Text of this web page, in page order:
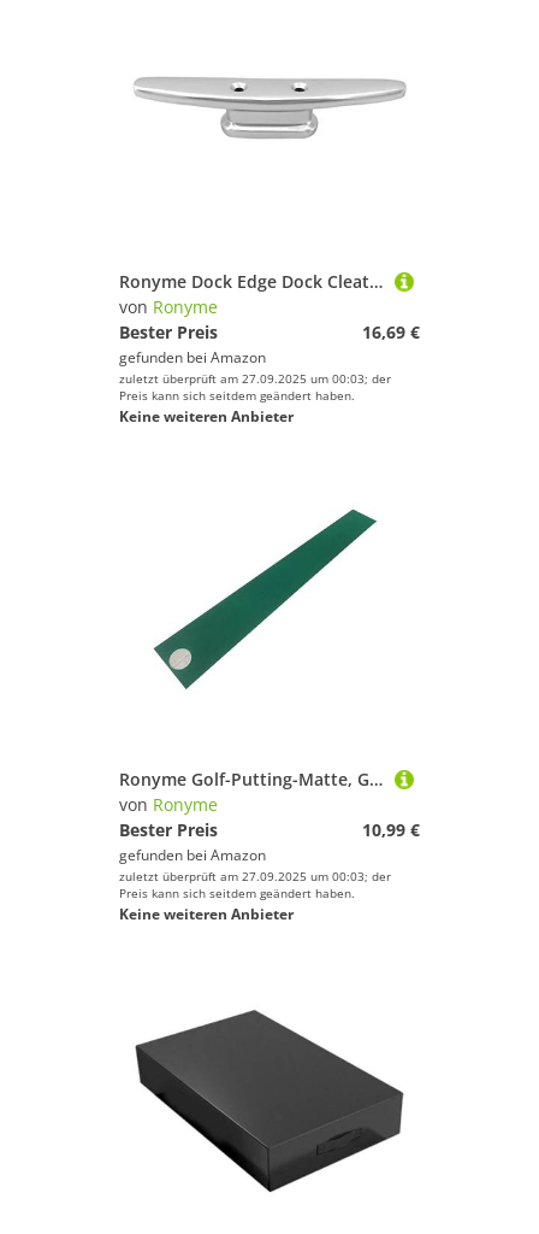
Ronyme Dock Edge Dock Cleat Langlebig für Marine Boat Deck Rope Tie Yacht Zubehör Dock Cleat, Argent
von Ronyme
Bester Preis
16,69 €
gefunden bei Amazon
zuletzt überprüft am 27.09.2025 um 00:03; der
Preis kann sich seitdem geändert haben.
Keine weiteren Anbieter
Ronyme Golf-Putting-Matte, Golf-Schlagmatte, Golf-Trainingsausrüstung, Golf-Übungsmatte, Golf-Putting-Trainer für drinnen und draußen, Geschenke für Golfer
von Ronyme
Bester Preis
10,99 €
gefunden bei Amazon
zuletzt überprüft am 27.09.2025 um 00:03; der
Preis kann sich seitdem geändert haben.
Keine weiteren Anbieter